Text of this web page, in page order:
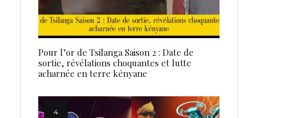
Pour l’or de Tsilanga Saison 2 : Date de
sortie, révélations choquantes et lutte
acharnée en terre kényane